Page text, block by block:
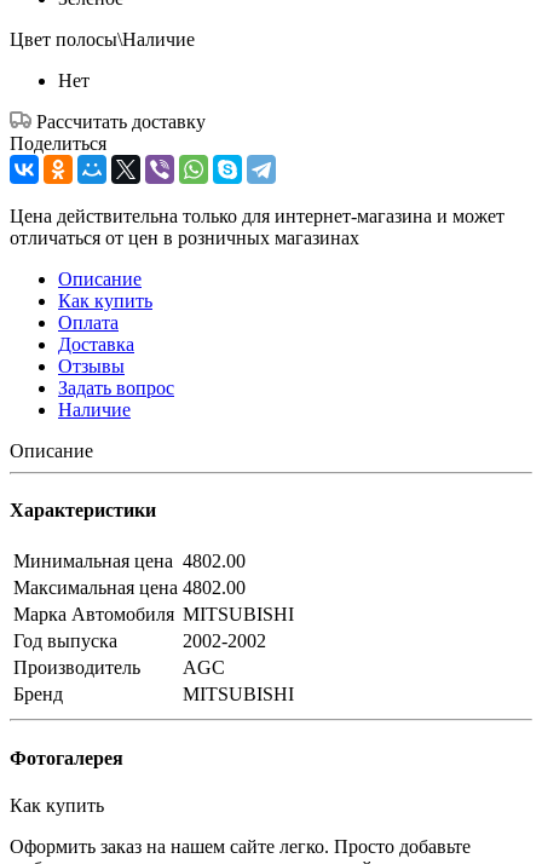
Цвет полосы\Наличие
Нет
Рассчитать доставку
Поделиться
Цена действительна только для интернет-магазина и может
отличаться от цен в розничных магазинах
Описание
Как купить
Оплата
Доставка
Отзывы
Задать вопрос
Наличие
Описание
Характеристики
Минимальная цена 4802.00
Максимальная цена 4802.00
Марка Автомобиля MITSUBISHI
Год выпуска
2002-2002
Производитель
AGC
Бренд
MITSUBISHI
Фотогалерея
Как купить
Оформить заказ на нашем сайте легко. Просто добавьте